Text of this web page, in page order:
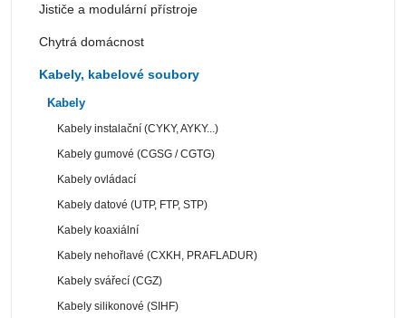
Jističe a modulární přístroje
Chytrá domácnost
Kabely, kabelové soubory
Kabely
Kabely instalační (CYKY, AYKY...)
Kabely gumové (CGSG / CGTG)
Kabely ovládací
Kabely datové (UTP, FTP, STP)
Kabely koaxiální
Kabely nehořlavé (CXKH, PRAFLADUR)
Kabely svářecí (CGZ)
Kabely silikonové (SIHF)